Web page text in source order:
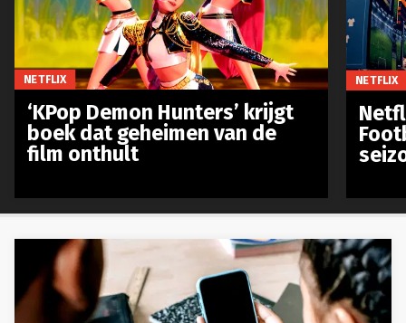
NETFLIX
‘KPop Demon Hunters’ krijgt
boek dat geheimen van de
film onthult
NETFLIX